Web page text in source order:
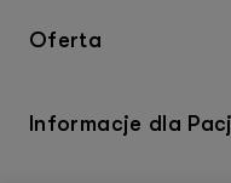
Oferta
Informacje dla